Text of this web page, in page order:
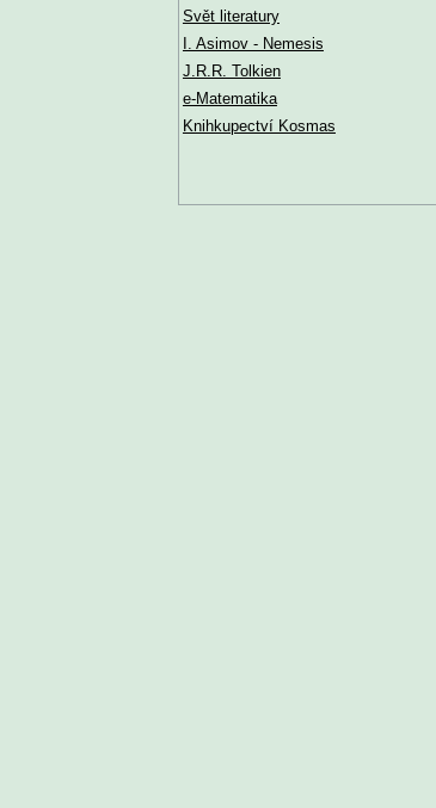
Svět literatury
I. Asimov - Nemesis
J.R.R. Tolkien
e-Matematika
Knihkupectví Kosmas